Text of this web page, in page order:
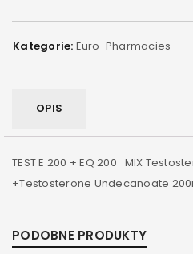
Kategorie: Euro-Pharmacies
OPIS
TEST E 200 + EQ 200 MIX
+Testosterone Undecanoate
PODOBNE PRODUKTY